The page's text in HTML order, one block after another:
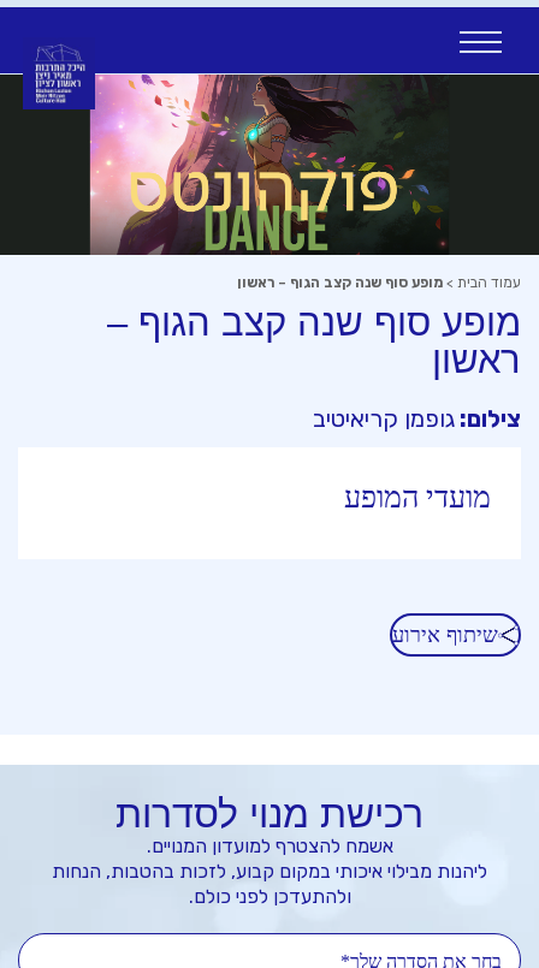
עמוד הבית > מופע סוף שנה קצב הגוף – ראשון
מופע סוף שנה קצב הגוף –
ראשון
צילום: גופמן קריאיטיב
מועדי המופע
שיתוף אירוע
רכישת מנוי לסדרות
אשמח להצטרף למועדון המנויים.
ליהנות מבילוי איכותי במקום קבוע, לזכות בהטבות, הנחות
ולהתעדכן לפני כולם.
בחר את הסדרה שלך*